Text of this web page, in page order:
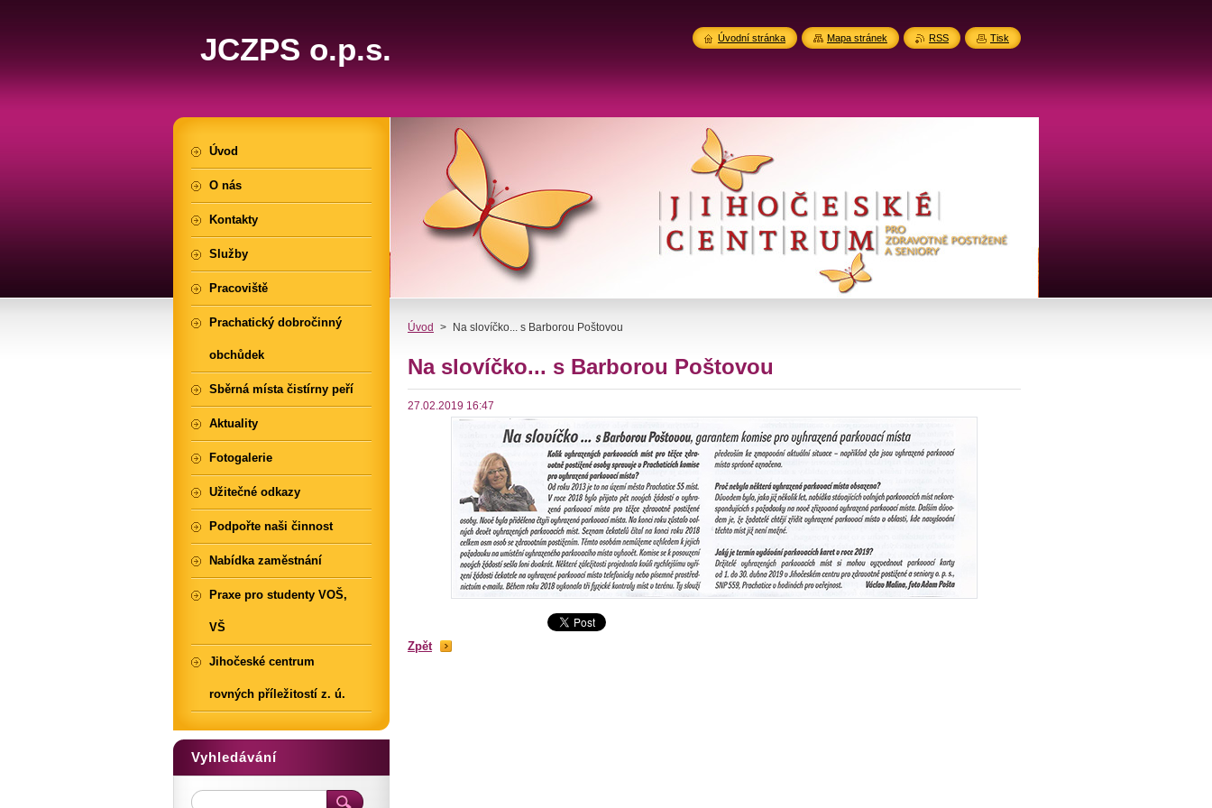
JCZPS o.p.s.
Úvod > Na slovíčko... s Barborou Poštovou
Na slovíčko... s Barborou Poštovou
27.02.2019 16:47
Zpět
Úvod
O nás
Kontakty
Služby
Pracoviště
Prachatický dobročinný
obchůdek
Sběrná místa čistírny peří
Aktuality
Fotogalerie
Užitečné odkazy
Podpořte naši činnost
Nabídka zaměstnání
Praxe pro studenty VOŠ,
VŠ
Jihočeské centrum
rovných příležitostí z. ú.
Vyhledávání
Úvodní stránka Mapa stránek RSS Tisk